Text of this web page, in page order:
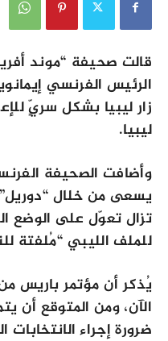
قالت صحيفة “موند
الرئيس الفرنسي
زار ليبيا بشكل سريٍّ
ليبيا.
وأضافت الصحيفة
يسعى من خلال “دوريل”
تزال تعوّل على الوضع
للملف الليبي “مُلفتة
يُذكر أن مؤتمر باريس
الآن، ومن المتوقع أن
ضرورة إجراء الانتخابات